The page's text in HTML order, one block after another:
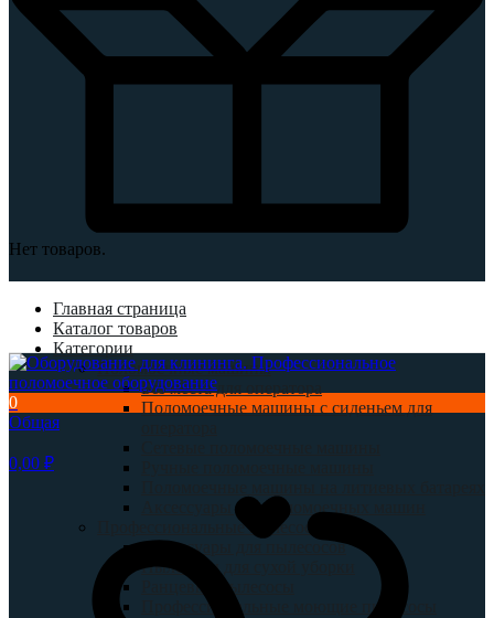
Нет товаров.
Главная страница
Каталог товаров
Категории
Поломоечные машины
Без места для оператора
Поломоечные машины с сиденьем для
Аксессуары для поломоечных машин
Профессиональные пылесосы
Аксессуары для пылесосов
Пылесосы для сухой уборки
Ранцевые пылесосы
Профессиональные моющие пылесосы
0
Общая
0,00 ₽